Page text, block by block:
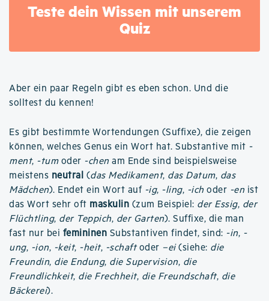
Teste dein Wissen mit unserem
Quiz
Aber ein paar Regeln gibt es eben schon. Und die
solltest du kennen!
Es gibt bestimmte Wortendungen (Suffixe), die zeigen
können, welches Genus ein Wort hat. Substantive mit -
ment, -tumoder -chen am Ende sind beispielsweise
meistens neutral (das Medikament, das Datum, das
Mädchen). Endet ein Wort auf -ig, -ling, -ich oder -en ist
das Wort sehr oft maskulin (zum Beispiel: der Essig, der
Flüchtling, der Teppich, der Garten). Suffixe, die man
fast nur bei femininen Substantiven findet, sind: -in, -
ung, -ion, -keit, -heit, -schaftoder –ei(siehe: die
Freundin, die Endung, die Supervision, die
Freundlichkeit, die Frechheit, die Freundschaft, die
Bäckerei).